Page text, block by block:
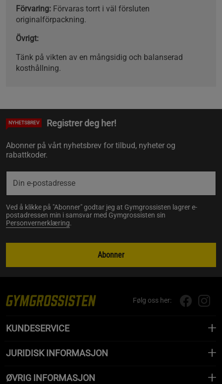
Förvaring: Förvaras torrt i väl försluten
originalförpackning.
Övrigt:
Tänk på vikten av en mångsidig och balanserad
kosthållning.
NYHETSBREV Registrer deg her!
Abonner på vårt nyhetsbrev for tilbud, nyheter og
rabattkoder.
Ved å klikke på "Abonner" godtar jeg at Gymgrossisten lagrer e-
postadressen min i samsvar med Gymgrossisten sin
Personvernerklæring.
Abonner
Følg oss her:
KUNDESERVICE
JURIDISK INFORMASJON
ØVRIG INFORMASJON